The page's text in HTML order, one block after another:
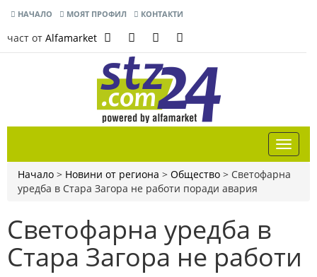
НАЧАЛО МОЯТ ПРОФИЛ КОНТАКТИ
част от Alfamarket
Начало > Новини от региона > Общество > Светофарна
уредба в Стара Загора не работи поради авария
Светофарна уредба в
Стара Загора не работи